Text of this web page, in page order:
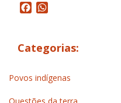
Facebook
Categorias:
Povos indígenas